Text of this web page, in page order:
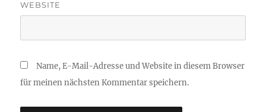
WEBSITE
Name, E-Mail-Adresse und Website in diesem Browser
für meinen nächsten Kommentar speichern.